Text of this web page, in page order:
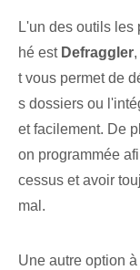
L'un des outils
hé est Defraggler
t vous permet de
s dossiers ou
et facilement. De
on programmée
cessus et avoir
mal.
Une autre option